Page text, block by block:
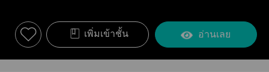
เพิ่มเข้าชั้น อ่านเลย